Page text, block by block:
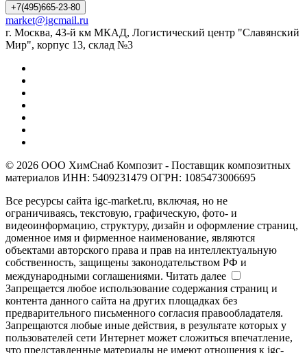
+7(495)665-23-80
market@igcmail.ru
г. Москва, 43-й км МКАД, Логистический центр "Славянский
Мир", корпус 13, склад №3
© 2026 ООО ХимСнаб Композит - Поставщик композитных
материалов ИНН: 5409231479 ОГРН: 1085473006695
Все ресурсы сайта igc-market.ru, включая, но не
ограничиваясь, текстовую, графическую, фото- и
видеоинформацию, структуру, дизайн и оформление страниц,
доменное имя и фирменное наименование, являются
объектами авторского права и прав на интеллектуальную
собственность, защищены законодательством РФ и
международными соглашениями. Читать далее
Запрещается любое использование содержания страниц и
контента данного сайта на других площадках без
предварительного письменного согласия правообладателя.
Запрещаются любые иные действия, в результате которых у
пользователей сети Интернет может сложиться впечатление,
что представленные материалы не имеют отношения к igc-